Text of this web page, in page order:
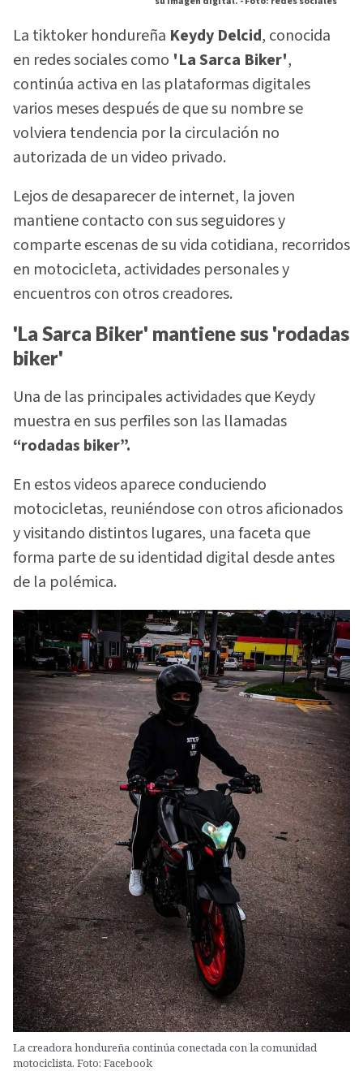
La tiktoker hondureña Keydy Delcid, conocida
en redes sociales como 'La Sarca Biker',
continúa activa en las plataformas digitales
varios meses después de que su nombre se
volviera tendencia por la circulación no
autorizada de un video privado.
Lejos de desaparecer de internet, la joven
mantiene contacto con sus seguidores y
comparte escenas de su vida cotidiana, recorridos
en motocicleta, actividades personales y
encuentros con otros creadores.
'La Sarca Biker' mantiene sus 'rodadas
biker'
Una de las principales actividades que Keydy
muestra en sus perfiles son las llamadas
“rodadas biker”.
En estos videos aparece conduciendo
motocicletas, reuniéndose con otros aficionados
y visitando distintos lugares, una faceta que
forma parte de su identidad digital desde antes
de la polémica.
La creadora hondureña continúa conectada con la comunidad
motociclista. Foto: Facebook